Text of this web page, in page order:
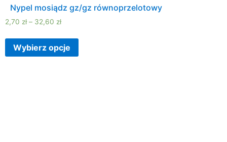
Nypel mosiądz gz/gz równoprzelotowy
2,70 zł – 32,60 zł
Wybierz opcje